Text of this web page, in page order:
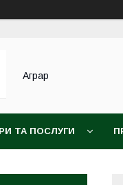
Аграр
ТА ПОСЛУГИ